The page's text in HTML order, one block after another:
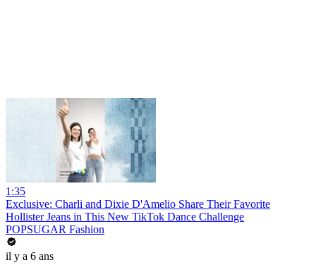
1:35
Exclusive: Charli and Dixie D'Amelio Share Their Favorite
Hollister Jeans in This New TikTok Dance Challenge
POPSUGAR Fashion
il y a 6 ans